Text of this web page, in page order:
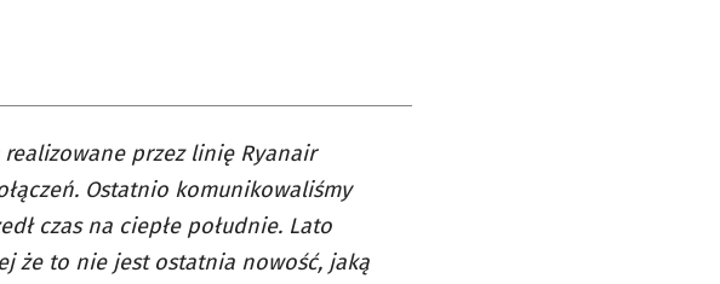
przez linię Ryanair
Ostatnio komunikowaliśmy
czas na ciepłe południe. Lato
że to nie jest ostatnia nowość, jaką